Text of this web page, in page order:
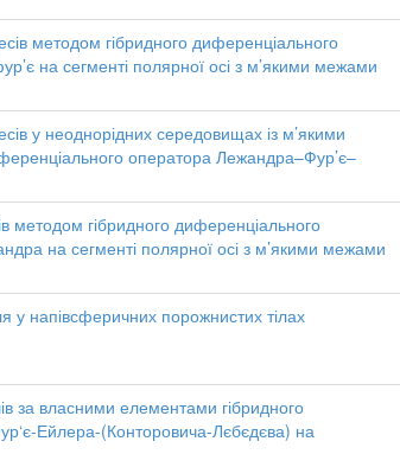
методом гібридного диференціального
на сегменті полярної осі з м’якими межами
у неоднорідних середовищах із м’якими
оператора Лежандра–Фур’є–
методом гібридного диференціального
на сегменті полярної осі з м’якими межами
у напівсферичних порожнистих тілах
за власними елементами гібридного
Ейлера-(Конторовича-Лєбєдєва) на